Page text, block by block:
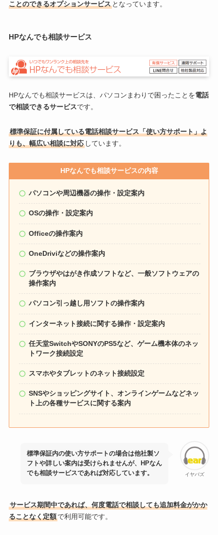
ことのできるオプションサービスとなっています。
HPなんでも相談サービス
HPなんでも相談サービスは、パソコンまわりで困ったことを電話
で相談できるサービスです。
標準保証に付属している電話相談サービス「使い方サポート」よ
りも、幅広い相談に対応しています。
HPなんでも相談サービスの内容
パソコンや周辺機器の操作・設定案内
OSの操作・設定案内
Officeの操作案内
OneDriviなどの操作案内
ブラウザやはがき作成ソフトなど、一般ソフトウェアの
操作案内
パソコン引っ越し用ソフトの操作案内
インターネット接続に関する操作・設定案内
任天堂SwitchやSONYのPS5など、ゲーム機本体のネッ
トワーク接続設定
スマホやタブレットのネット接続設定
SNSやショッピングサイト、オンラインゲームなどネッ
ト上の各種サービスに関する案内
イヤバズ
標準保証内の使い方サポートの場合は他社製ソ
フトや詳しい案内は受けられませんが、HPなん
でも相談サービスであれば対応しています。
サービス期間中であれば、何度電話で相談しても追加料金がかか
ることなく定額で利用可能です。